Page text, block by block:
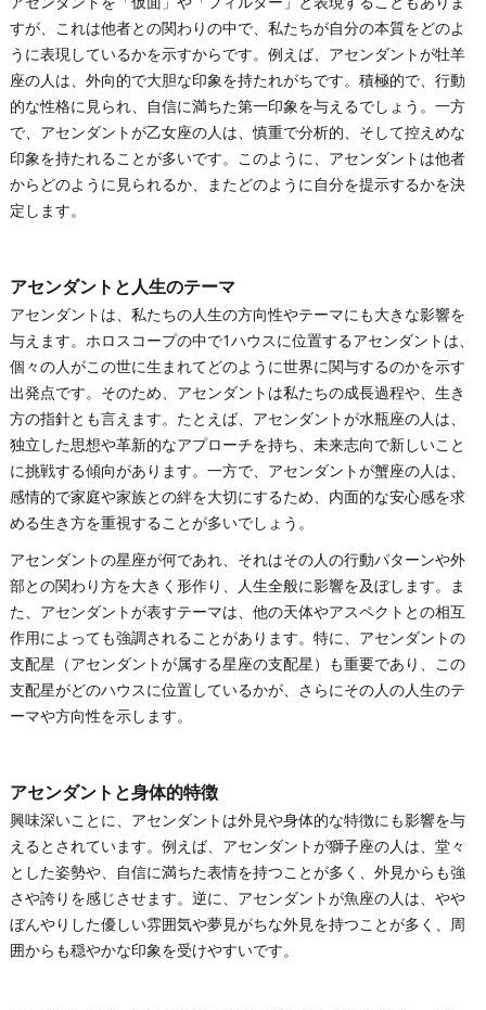
すが、これは他者との関わりの中で、私たちが自分の本質をどのよ
うに表現しているかを示すからです。例えば、アセンダントが牡羊
座の人は、外向的で大胆な印象を持たれがちです。積極的で、行動
的な性格に見られ、自信に満ちた第一印象を与えるでしょう。一方
で、アセンダントが乙女座の人は、慎重で分析的、そして控えめな
印象を持たれることが多いです。このように、アセンダントは他者
からどのように見られるか、またどのように自分を提示するかを決
定します。
アセンダントと人生のテーマ
アセンダントは、私たちの人生の方向性やテーマにも大きな影響を
与えます。ホロスコープの中で1ハウスに位置するアセンダントは、
個々の人がこの世に生まれてどのように世界に関与するのかを示す
出発点です。そのため、アセンダントは私たちの成長過程や、生き
方の指針とも言えます。たとえば、アセンダントが水瓶座の人は、
独立した思想や革新的なアプローチを持ち、未来志向で新しいこと
に挑戦する傾向があります。一方で、アセンダントが蟹座の人は、
感情的で家庭や家族との絆を大切にするため、内面的な安心感を求
める生き方を重視することが多いでしょう。
アセンダントの星座が何であれ、それはその人の行動パターンや外
部との関わり方を大きく形作り、人生全般に影響を及ぼします。ま
た、アセンダントが表すテーマは、他の天体やアスペクトとの相互
作用によっても強調されることがあります。特に、アセンダントの
支配星（アセンダントが属する星座の支配星）も重要であり、この
支配星がどのハウスに位置しているかが、さらにその人の人生のテ
ーマや方向性を示します。
アセンダントと身体的特徴
興味深いことに、アセンダントは外見や身体的な特徴にも影響を与
えるとされています。例えば、アセンダントが獅子座の人は、堂々
とした姿勢や、自信に満ちた表情を持つことが多く、外見からも強
さや誇りを感じさせます。逆に、アセンダントが魚座の人は、やや
ぼんやりした優しい雰囲気や夢見がちな外見を持つことが多く、周
囲からも穏やかな印象を受けやすいです。